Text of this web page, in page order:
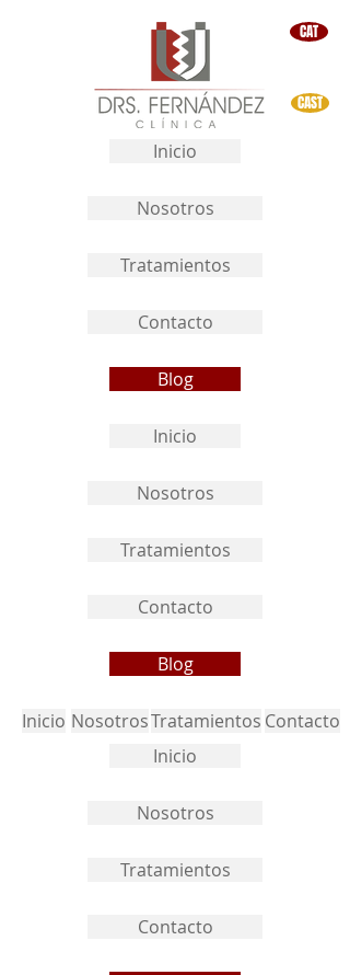
CAT
CAST
Inicio
Nosotros
Tratamientos
Contacto
Blog
Inicio
Nosotros
Tratamientos
Contacto
Blog
Inicio NosotrosTratamientos Contacto
Inicio
Nosotros
Tratamientos
Contacto